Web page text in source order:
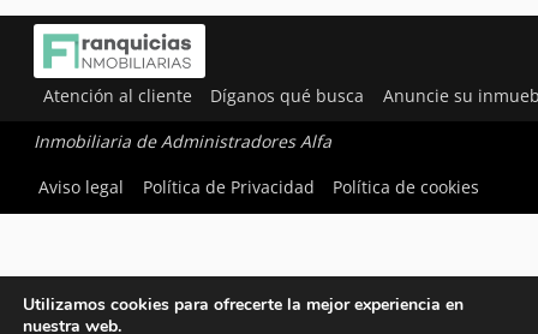
Atención al cliente Díganos qué busca Anuncie su
Inmobiliaria de Administradores Alfa
Aviso legal
Política de Privacidad Política de cookies
Utilizamos cookies para ofrecerte la mejor experiencia en
nuestra web.